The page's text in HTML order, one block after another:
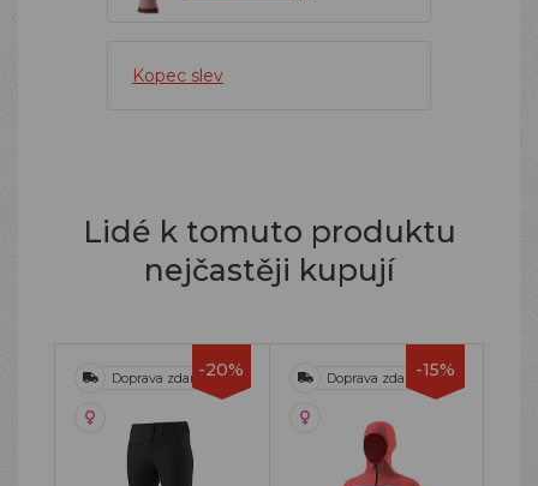
Kopec slev
Lidé k tomuto produktu
nejčastěji kupují
-20%
Doprava zdarma -15%
Doprava zdarma